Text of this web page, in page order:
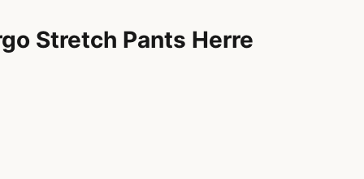
Stretch Pants Herre